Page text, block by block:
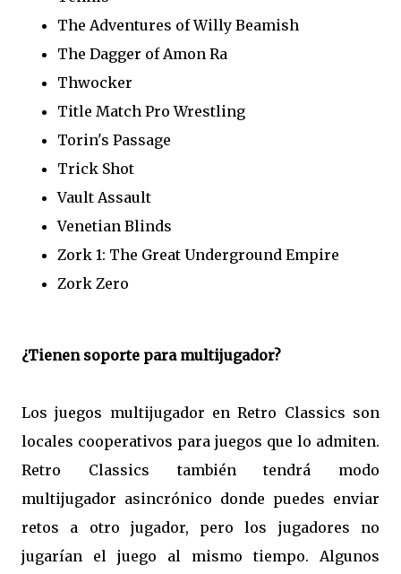
The Adventures of Willy Beamish
The Dagger of Amon Ra
Thwocker
Title Match Pro Wrestling
Torin's Passage
Trick Shot
Vault Assault
Venetian Blinds
Zork 1: The Great Underground Empire
Zork Zero
¿Tienen soporte para multijugador?
Los juegos multijugador en Retro Classics son
locales cooperativos para juegos que lo admiten.
Retro Classics también tendrá modo
multijugador asincrónico donde puedes enviar
retos a otro jugador, pero los jugadores no
jugarían el juego al mismo tiempo. Algunos